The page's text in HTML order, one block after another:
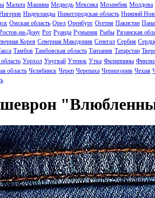
Мальта Машина Медведь Мексика Мозамбик Молдова
Нидерланды Нижегородская область Нижний
Омская область Орел Оренбург Осетия Пакистан
на-Дону Рот Руанда Румыния Рыбы Рязанская
Корея Северная Македония Сенегал Сербия
Тамбов Тамбовская область Танзания Татарстан
Уорхол Уругвай Утенок Утка Филиппины
область Челябинск Череп Черепаха Черногория Чехия